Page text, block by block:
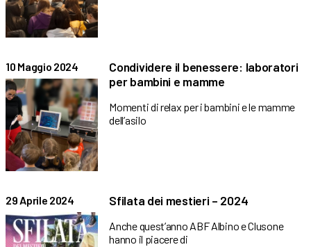
10 Maggio 2024
Condividere il benessere: laboratori
per bambini e mamme
Momenti di relax per i bambini e le mamme
dell’asilo
29 Aprile 2024 Sfilata dei mestieri – 2024
Anche quest’anno ABF Albino e Clusone
hanno il piacere di